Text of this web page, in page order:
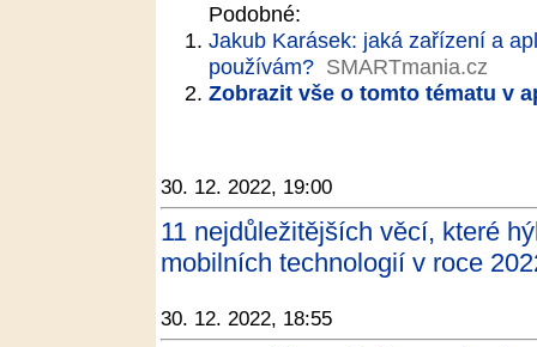
Podobné:
Jakub Karásek: jaká zařízení a
používám? SMARTmania.cz
Zobrazit vše o tomto tématu v
30. 12. 2022, 19:00
11 nejdůležitějších věcí, které
mobilních technologií v roce
30. 12. 2022, 18:55